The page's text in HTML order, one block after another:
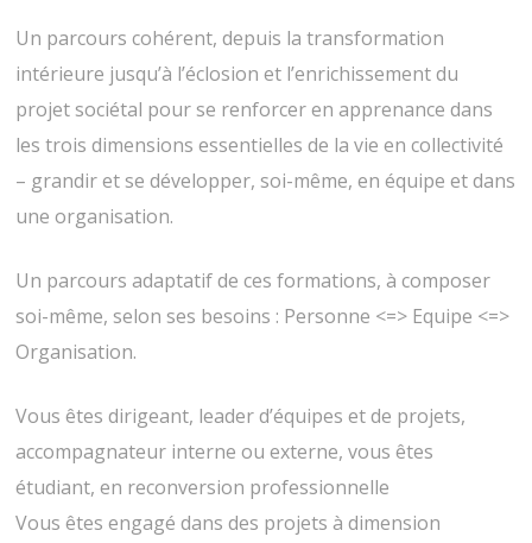
Un parcours cohérent, depuis la transformation
intérieure jusqu’à l’éclosion et l’enrichissement du
projet sociétal pour se renforcer en apprenance dans
les trois dimensions essentielles de la vie en collectivité
– grandir et se développer, soi-même, en équipe et dans
une organisation.
Un parcours adaptatif de ces formations, à composer
soi-même, selon ses besoins : Personne <=> Equipe <=>
Organisation.
Vous êtes dirigeant, leader d’équipes et de projets,
accompagnateur interne ou externe, vous êtes
étudiant, en reconversion professionnelle
Vous êtes engagé dans des projets à dimension